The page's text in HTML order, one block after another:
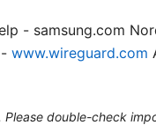
- samsung.com
www.wireguard.com
double-check